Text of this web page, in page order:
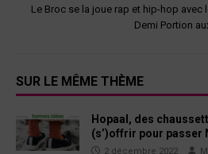
Le Broc se la joue rap et hip-hop avec
Demi Portion
SUR LE MÊME THÈME
Hopaal, des
(s’)offrir pour passer
2 décembre 2022